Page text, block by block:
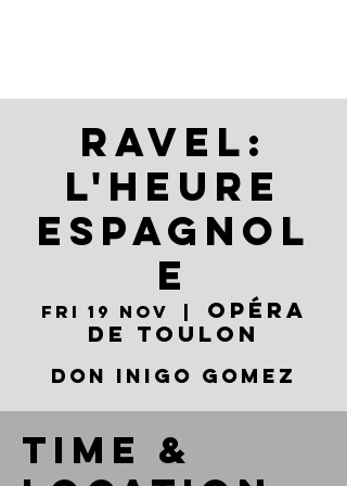
RAVEL:
L'HEURE
ESPAGNOL
E
Fri 19 Nov
Opéra
de Toulon
DON INIGO GOMEZ
Time &